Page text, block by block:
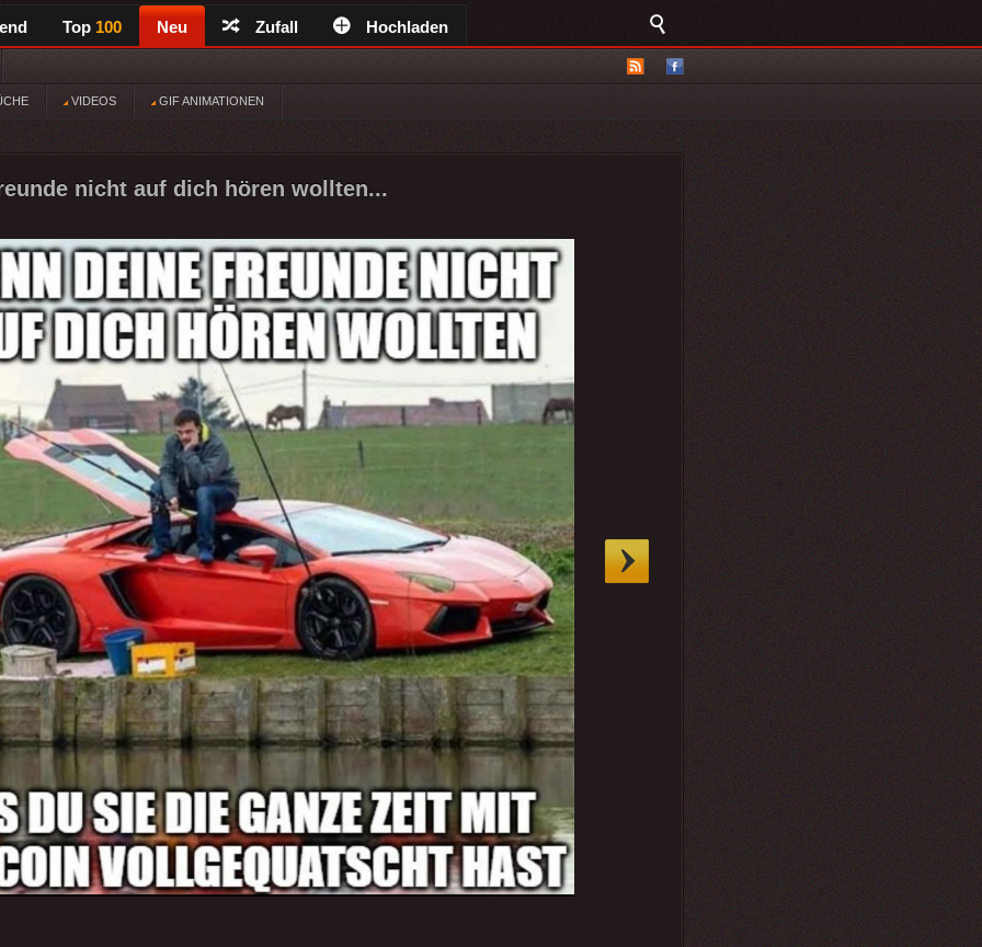
Top 100 Neu Zufall Hochladen
VIDEOS GIF ANIMATIONEN
nicht auf dich hören wollten...